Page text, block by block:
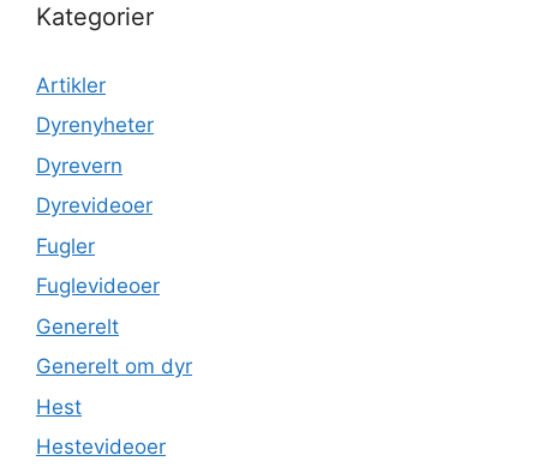
Kategorier
Artikler
Dyrenyheter
Dyrevern
Dyrevideoer
Fugler
Fuglevideoer
Generelt
Generelt om dyr
Hest
Hestevideoer